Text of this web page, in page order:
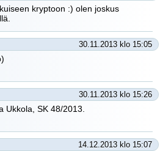
kryptoon :) olen joskus
30.11.2013 klo 15:05
30.11.2013 klo 15:26
Ukkola, SK 48/2013.
14.12.2013 klo 15:07